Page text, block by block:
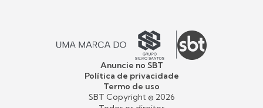
Anuncie no SBT
Política de privacidade
Termo de uso
SBT Copyright © 2026